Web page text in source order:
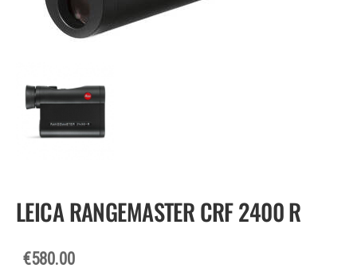
LEICA RANGEMASTER CRF 2400 R
€580.00